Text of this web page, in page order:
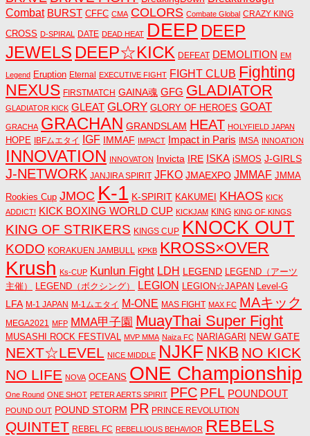
Combat BURST CFFC CMA COLORS Combate Global CRAZY KING
CROSS D-SPIRAL DATE DEAD HEAT DEEP DEEP
JEWELS DEEP☆KICK DEFEAT DEMOLITION EM
Legend Eruption Eternal EXECUTIVE FIGHT FIGHT CLUB Fighting
NEXUS FIRSTMATCH GAINA魂 GFG GLADIATOR
GLADIATOR KICK GLEAT GLORY GLORY OF HEROES GOAT
GRACHA GRACHAN GRANDSLAM HEAT HOLYFIELD JAPAN
HOPE IBFムエタイ IGF IMMAF IMPACT Impact in Paris IMSA INNOATION
INNOVATION INNOVATON Invicta IRE ISKA iSMOS J-GIRLS
J-NETWORK JANJIRA SPIRIT JFKO JMAEXPO JMMAF JMMA
Rookies Cup JMOC K-1 K-SPIRIT KAKUMEI KHAOS KICK
ADDICT! KICK BOXING WORLD CUP KICKJAM KING KING OF KINGS
KING OF STRIKERS KINGS CUP KNOCK OUT
KODO KORAKUEN JAMBULL KPKB KROSS×OVER
Krush Ks-CUP Kunlun Fight LDH LEGEND
LEGEND（アーツ
主催）
LEGEND（ボクシング） LEGION LEGION☆JAPAN Level-G
LFA M-1 JAPAN M-1ムエタイ M-ONE MAS FIGHT MAX FC MAキック
MEGA2021 MFP MMA甲子園 MuayThai Super Fight
MUSASHI ROCK FESTIVAL MVP MMA Naiza FC NARIAGARI NEW GATE
NEXT☆LEVEL NICE MIDDLE NJKF NKB NO KICK
NO LIFE NOVA OCEANS ONE Championship
One Round ONE SHOT PETER AERTS SPIRIT PFC PFL POUNDOUT
POUND OUT POUND STORM PR PRINCE REVOLUTION
QUINTET REBEL FC REBELLIOUS BEHAVIOR REBELS